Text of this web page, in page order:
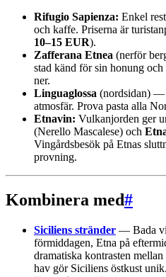
Rifugio Sapienza: Enkel
och kaffe. Priserna är
10–15 EUR).
Zafferana Etnea (nerför
stad känd för sin honung och
ner.
Linguaglossa (nordsidan) —
atmosfär. Prova pasta alla
Etnavin: Vulkanjorden ger
(Nerello Mascalese) och
Vingårdsbesök på Etnas
provning.
Kombinera med#
Siciliens stränder — Bada
förmiddagen, Etna på
dramatiska kontrasten
hav gör Siciliens östkust unik.